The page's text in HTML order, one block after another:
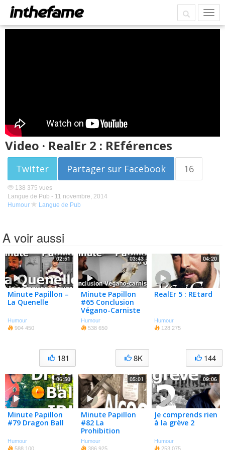
Video · RealEr 2 : REférences
Twitter Partager sur Facebook 16
138 375 vues
Langue de Pub - 11 novembre, 2014
Humour
Langue de Pub
A voir aussi
02:51
Minute Papillon –
La Quenelle
Humour
904 450
181
03:43
Minute Papillon
#65 Conclusion
Végano-Carniste
Humour
538 650
8K
04:20
RealEr 5 : REtard
Humour
128 275
144
06:50
Minute Papillon
#79 Dragon Ball
Humour
588 100
05:01
Minute Papillon
#82 La
Prohibition
Humour
386 925
09:06
Je comprends rien
à la grève 2
Humour
253 075